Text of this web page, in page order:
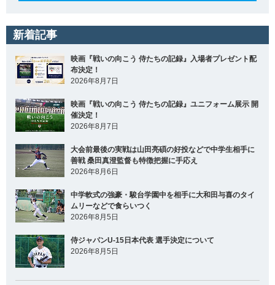
新着記事
映画『戦いの向こう 侍たちの記録』入場者プレゼント配
布決定！
2026年8月7日
映画『戦いの向こう 侍たちの記録』ユニフォーム展示 開
催決定！
2026年8月7日
大会前最後の実戦は山田亮碩の好投などで中学生相手に
善戦 桑田真澄監督も特徴把握に手応え
2026年8月6日
中学軟式の強豪・駿台学園中を相手に大和田与喜のタイ
ムリーなどで食らいつく
2026年8月5日
侍ジャパンU-15日本代表 選手決定について
2026年8月5日